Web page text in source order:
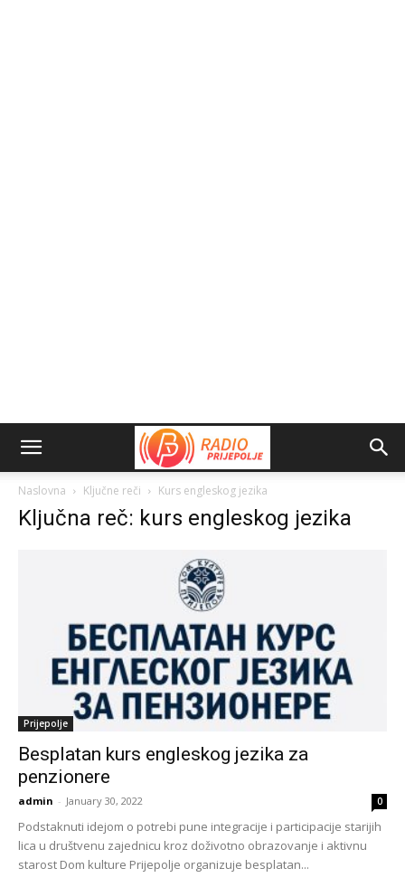
Naslovna Ključne reči Kurs engleskog jezika
Ključna reč: kurs engleskog jezika
Prijepolje
Besplatan kurs engleskog jezika za
penzionere
admin - January 30, 2022 0
Podstaknuti idejom o potrebi pune integracije i participacije starijih
lica u društvenu zajednicu kroz doživotno obrazovanje i aktivnu
starost Dom kulture Prijepolje organizuje besplatan...